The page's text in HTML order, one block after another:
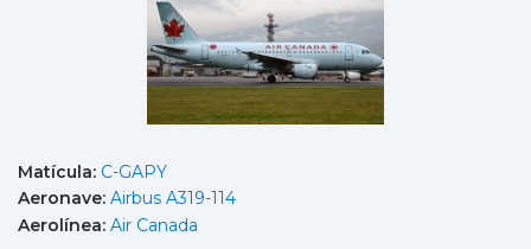
Matícula: C-GAPY
Aeronave: Airbus A319-114
Aerolínea: Air Canada